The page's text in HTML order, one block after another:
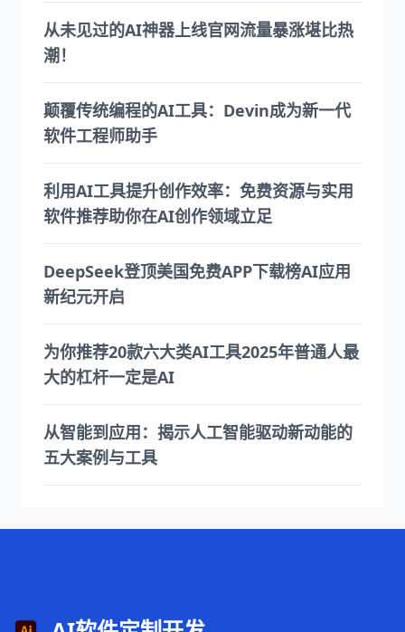
从未见过的AI神器上线官网流量暴涨堪比热
潮！
颠覆传统编程的AI工具：Devin成为新一代
软件工程师助手
利用AI工具提升创作效率：免费资源与实用
软件推荐助你在AI创作领域立足
DeepSeek登顶美国免费APP下载榜AI应用
新纪元开启
为你推荐20款六大类AI工具2025年普通人最
大的杠杆一定是AI
从智能到应用：揭示人工智能驱动新动能的
五大案例与工具